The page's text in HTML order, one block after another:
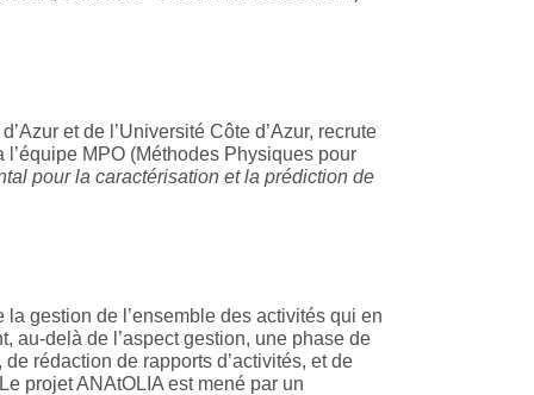
et de l’Université Côte d’Azur, recrute
MPO (Méthodes Physiques pour
pour la caractérisation et la prédiction de
gestion de l’ensemble des activités qui en
au-delà de l’aspect gestion, une phase de
rédaction de rapports d’activités, et de
projet ANAtOLIA est mené par un